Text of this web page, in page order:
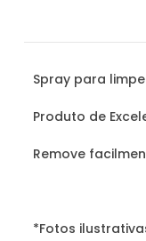
Spray para
Produto de
Remove
*Fotos